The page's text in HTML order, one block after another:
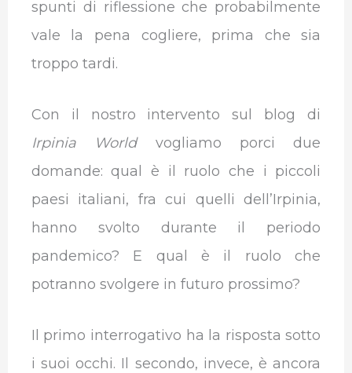
spunti di riflessione che probabilmente
vale la pena cogliere, prima che sia
troppo tardi.
Con il nostro intervento sul blog di
Irpinia Worldvogliamo porci due
domande: qual è il ruolo che i piccoli
paesi italiani, fra cui quelli dell’Irpinia,
hanno svolto durante il periodo
pandemico? E qual è il ruolo che
potranno svolgere in futuro prossimo?
Il primo interrogativo ha la risposta sotto
i suoi occhi. Il secondo, invece, è ancora